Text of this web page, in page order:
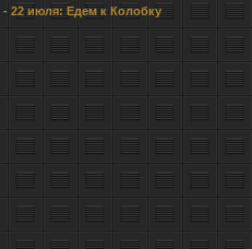
- 22 июля: Едем к Колобку